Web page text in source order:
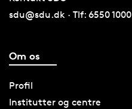
sdu@sdu.dk · Tlf: 6550 1000
Om os
Profil
Institutter og centre